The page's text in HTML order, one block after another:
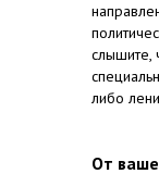
слышите,
либо
От